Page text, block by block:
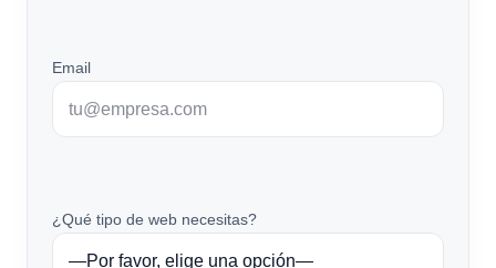
Email
¿Qué tipo de web necesitas?